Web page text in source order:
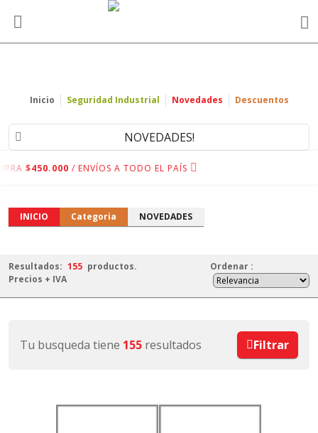
Inicio Seguridad Industrial Novedades Descuentos
NOVEDADES!
$450.000 / ENVÍOS A TODO EL PAÍS
INICIO Categoria NOVEDADES
Resultados: 155 productos.
Precios + IVA
Ordenar :
Tu busqueda tiene 155 resultados Filtrar